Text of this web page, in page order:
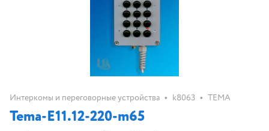
Интеркомы и переговорные устройства • k8063 • ТЕМА
Tema-E11.12-220-m65